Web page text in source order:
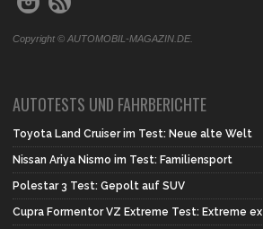
Copyright © AUTOMOBIL-MAGAZIN.DE.
AUTOTESTS UND FAHRBERICHTE
Toyota Land Cruiser im Test: Neue alte Welt
Nissan Ariya Nismo im Test: Familiensport
Polestar 3 Test: Gepolt auf SUV
Cupra Formentor VZ Extreme Test: Extreme